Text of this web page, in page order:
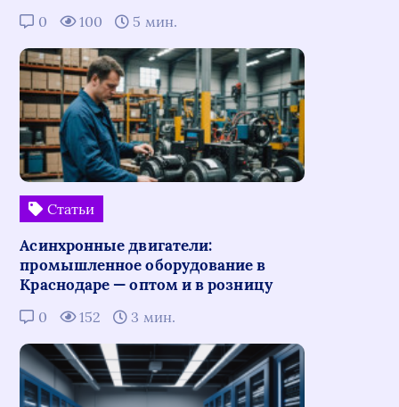
0 100 5 мин.
Статьи
Асинхронные двигатели:
промышленное оборудование в
Краснодаре — оптом и в розницу
0 152 3 мин.